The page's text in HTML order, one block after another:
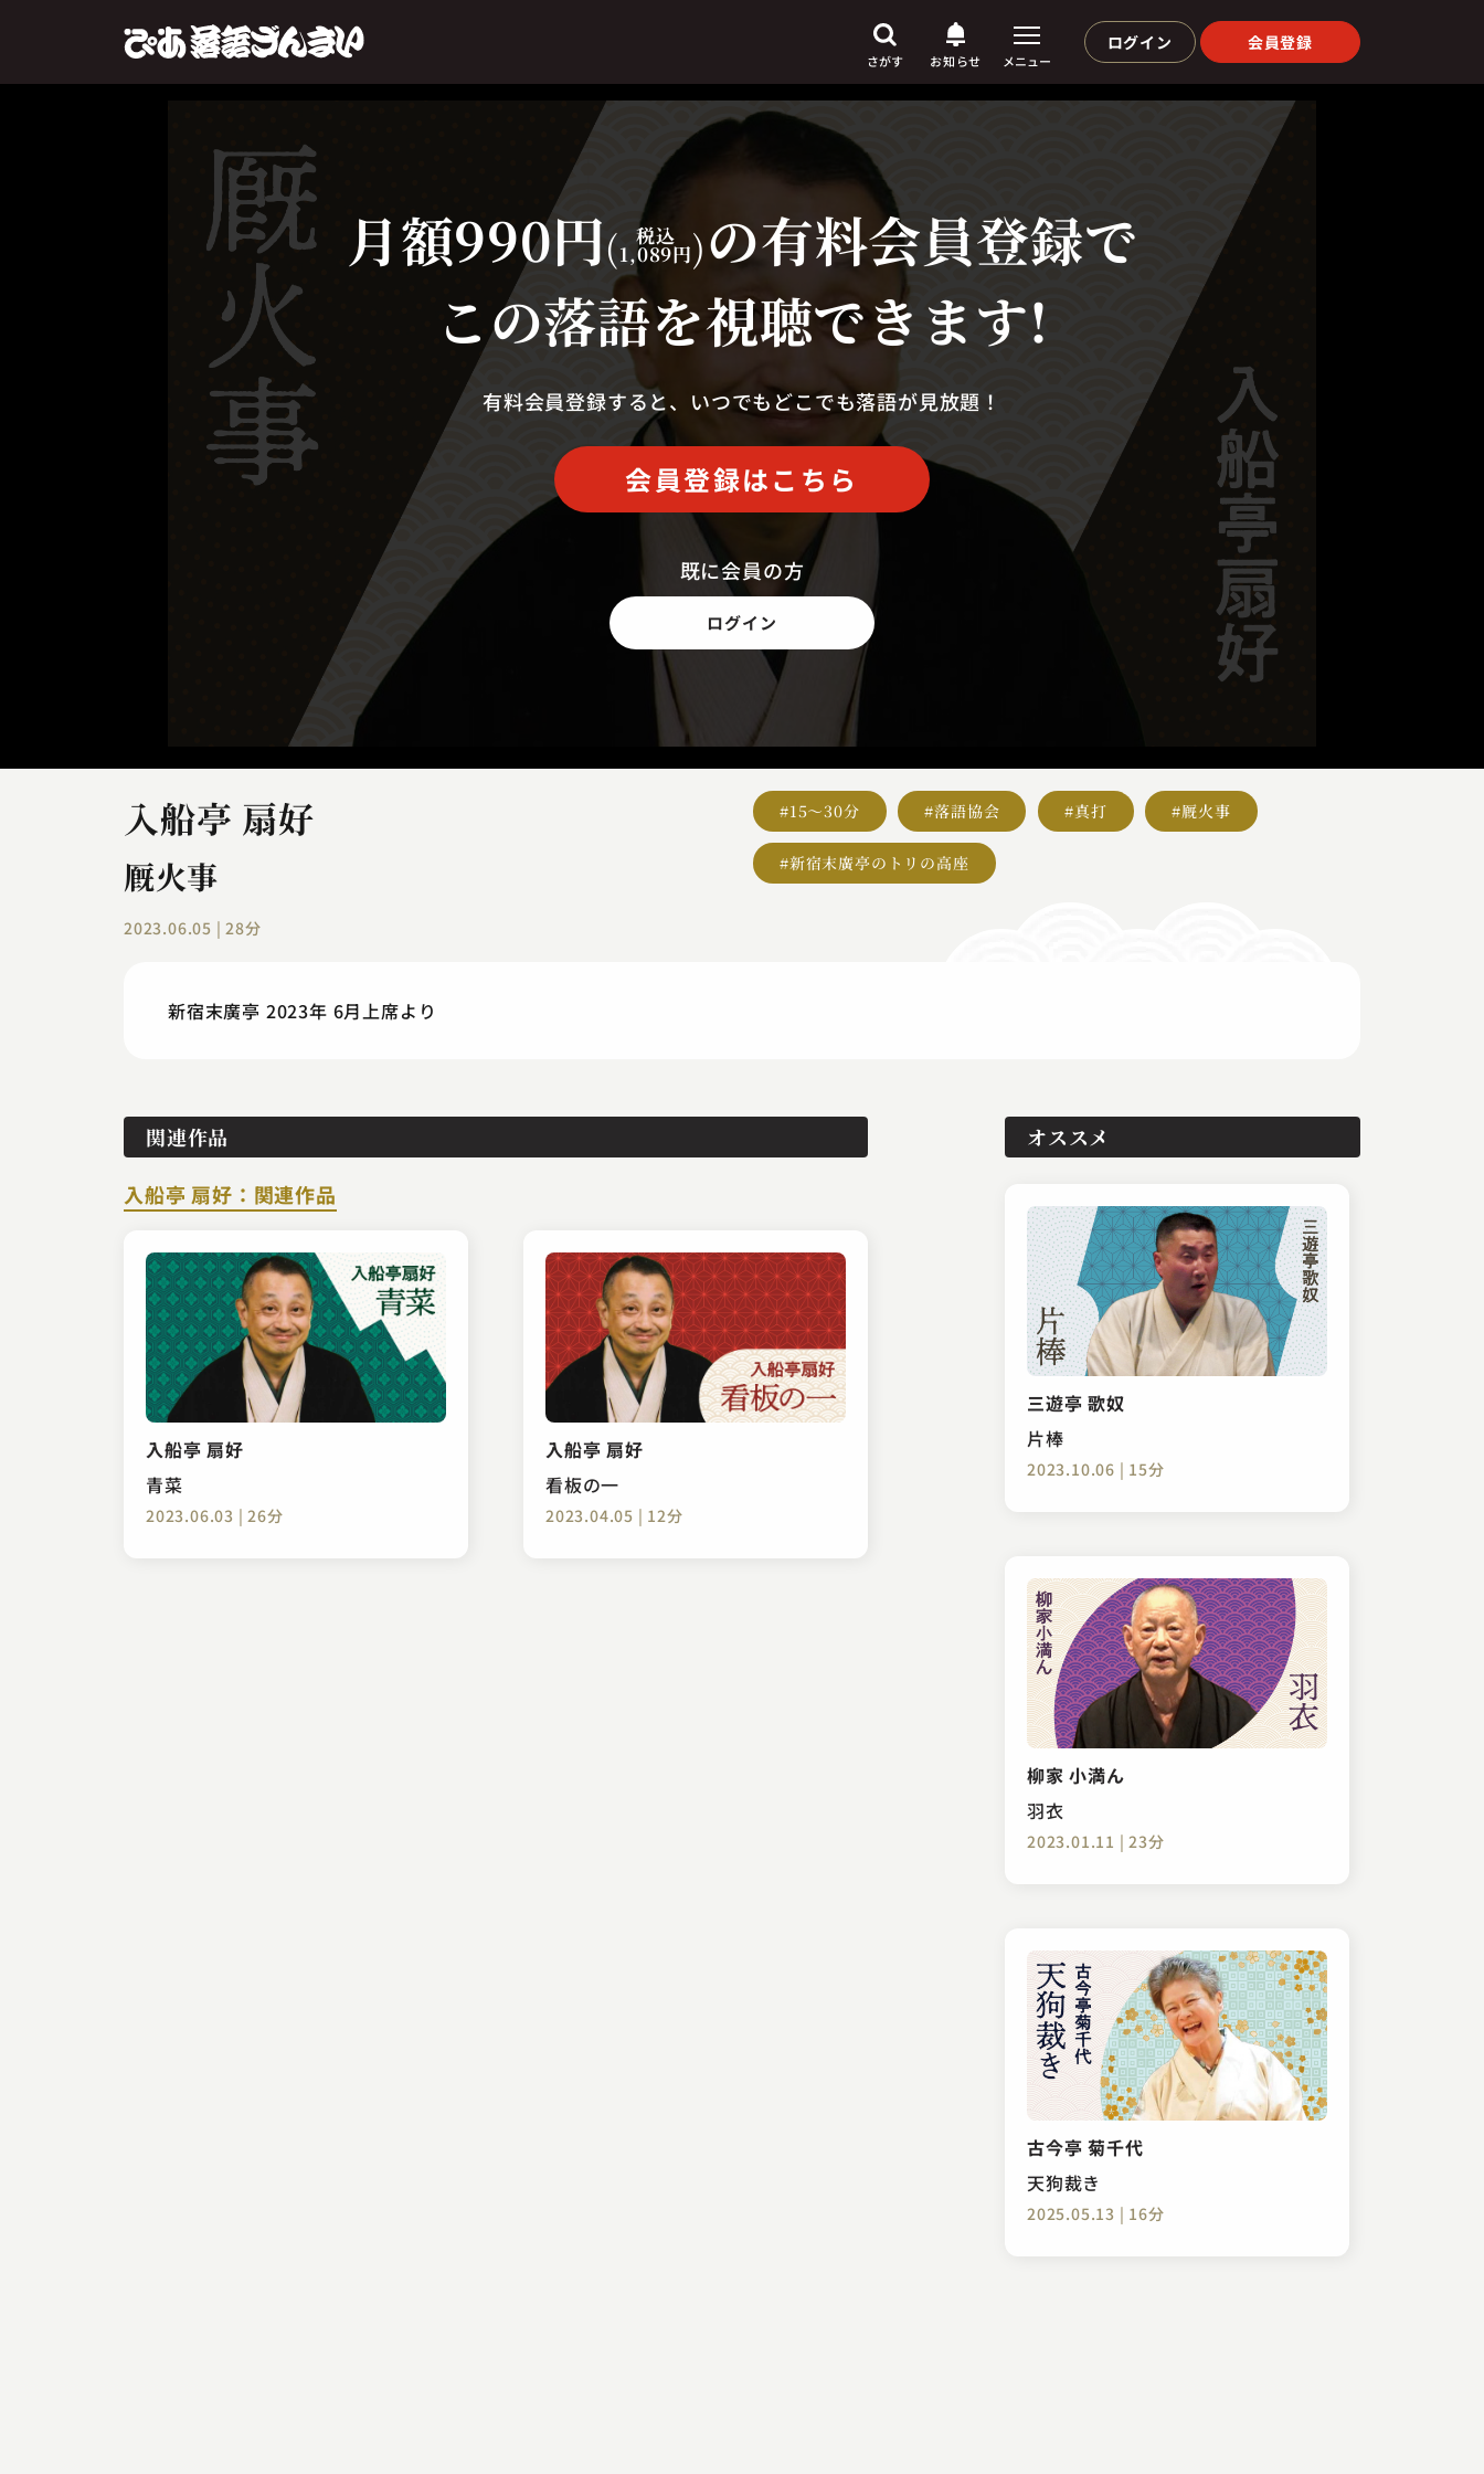
さがす
芸人からさがす
演目 からさがす
上演時間からさがす
お知らせ メニュー
ログイン 会員登録
月額990円( 税込
1,089円)の有料会員登録で
この落語を視聴できます!
有料会員登録すると、いつでもどこでも落語が見放題！
会員登録はこちら
既に会員の方
ログイン
入船亭 扇好
厩火事
2023.06.05 | 28分
#15～30分 #落語協会 #真打 #厩火事
#新宿末廣亭のトリの高座
新宿末廣亭 2023年 6月上席より
関連作品
入船亭 扇好：関連作品
入船亭 扇好
青菜
2023.06.03 | 26分
入船亭 扇好
看板の一
2023.04.05 | 12分
オススメ
三遊亭 歌奴
片棒
2023.10.06 | 15分
柳家 小満ん
羽衣
2023.01.11 | 23分
古今亭 菊千代
天狗裁き
2025.05.13 | 16分